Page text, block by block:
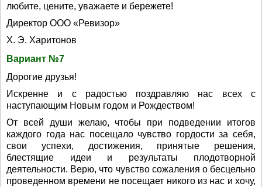
любите, цените, уважаете и бережете!
Директор ООО «Ревизор»
Х. Э. Харитонов
Вариант №7
Дорогие друзья!
Искренне и с радостью поздравляю нас всех с
наступающим Новым годом и Рождеством!
От всей души желаю, чтобы при подведении итогов
каждого года нас посещало чувство гордости за себя,
свои успехи, достижения, принятые решения,
блестящие идеи и результаты плодотворной
деятельности. Верю, что чувство сожаления о бесцельно
проведенном времени не посещает никого из нас и хочу,